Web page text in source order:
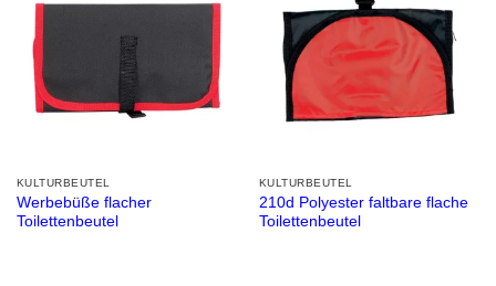
KULTURBEUTEL
Werbebüße flacher
Toilettenbeutel
KULTURBEUTEL
210d Polyester faltbare flache
Toilettenbeutel